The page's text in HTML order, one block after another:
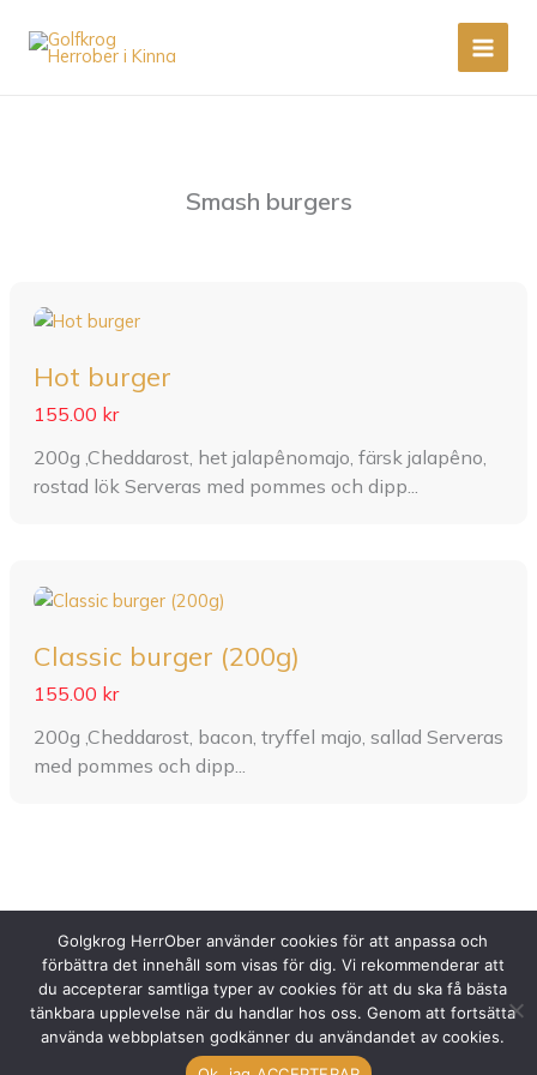
content
Smash burgers
Hot burger
155.00 kr
200g ,Cheddarost, het jalapênomajo, färsk jalapêno,
rostad lök Serveras med pommes och dipp...
Classic burger (200g)
155.00 kr
200g ,Cheddarost, bacon, tryffel majo, sallad Serveras
med pommes och dipp...
Copyright © 2026 GOLFKROG HERR OBER
Made in Skene by
MD Media
Golgkrog HerrOber använder cookies för att anpassa och
förbättra det innehåll som visas för dig. Vi rekommenderar att
du accepterar samtliga typer av cookies för att du ska få bästa
tänkbara upplevelse när du handlar hos oss. Genom att fortsätta
använda webbplatsen godkänner du användandet av cookies.